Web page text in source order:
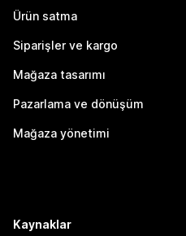
Ürün satma
Siparişler ve kargo
Mağaza tasarımı
Pazarlama ve dönüşüm
Mağaza yönetimi
Kaynaklar